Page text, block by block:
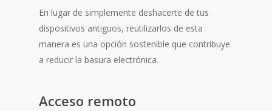
En lugar de simplemente deshacerte de tus
dispositivos antiguos, reutilizarlos de esta
manera es una opción sostenible que contribuye
a reducir la basura electrónica.
Acceso remoto